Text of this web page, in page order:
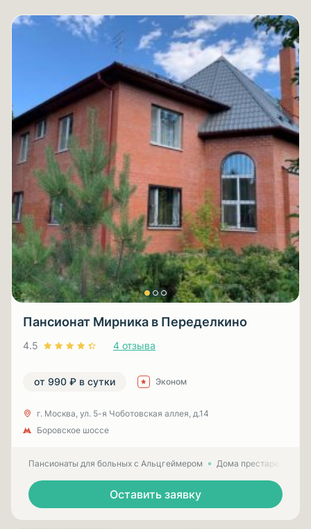
Пансионат Мирника в Переделкино
4.5 4 отзыва
от 990 ₽ в сутки Эконом
г. Москва, ул. 5-я Чоботовская аллея, д.14
Боровское шоссе
Пансионаты для больных с Альцгеймером Дома престарелых
Оставить заявку